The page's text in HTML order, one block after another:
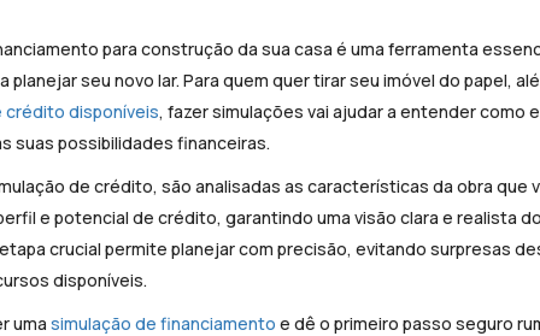
para construção da sua casa é uma ferramenta
planejar seu novo lar. Para quem quer tirar seu imóvel do papel,
crédito disponíveis, fazer simulações vai ajudar a entender como
suas possibilidades financeiras.
de crédito, são analisadas as características da obra que
e potencial de crédito, garantindo uma visão clara e realista
crucial permite planejar com precisão, evitando surpresas
disponíveis.
uma simulação de financiamento e dê o primeiro passo seguro